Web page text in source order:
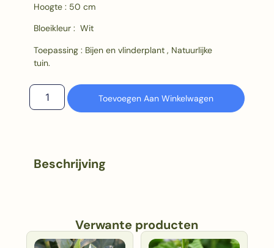
Hoogte : 50 cm
Bloeikleur : Wit
Toepassing : Bijen en vlinderplant , Natuurlijke
tuin.
Toevoegen Aan Winkelwagen
Beschrijving
Verwante producten